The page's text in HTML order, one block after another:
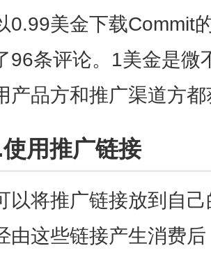
0.99美金下载Commit
96条评论。1美金是微
产品方和推广渠道方
用推广链接
以将推广链接放到自
由这些链接产生消费